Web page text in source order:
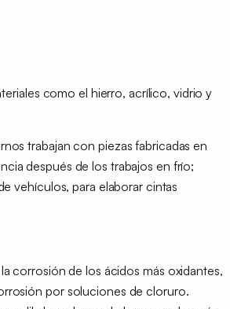
como el hierro, acrílico, vidrio y
trabajan con piezas fabricadas en
después de los trabajos en frío;
vehículos, para elaborar cintas
corrosión de los ácidos más oxidantes,
por soluciones de cloruro.